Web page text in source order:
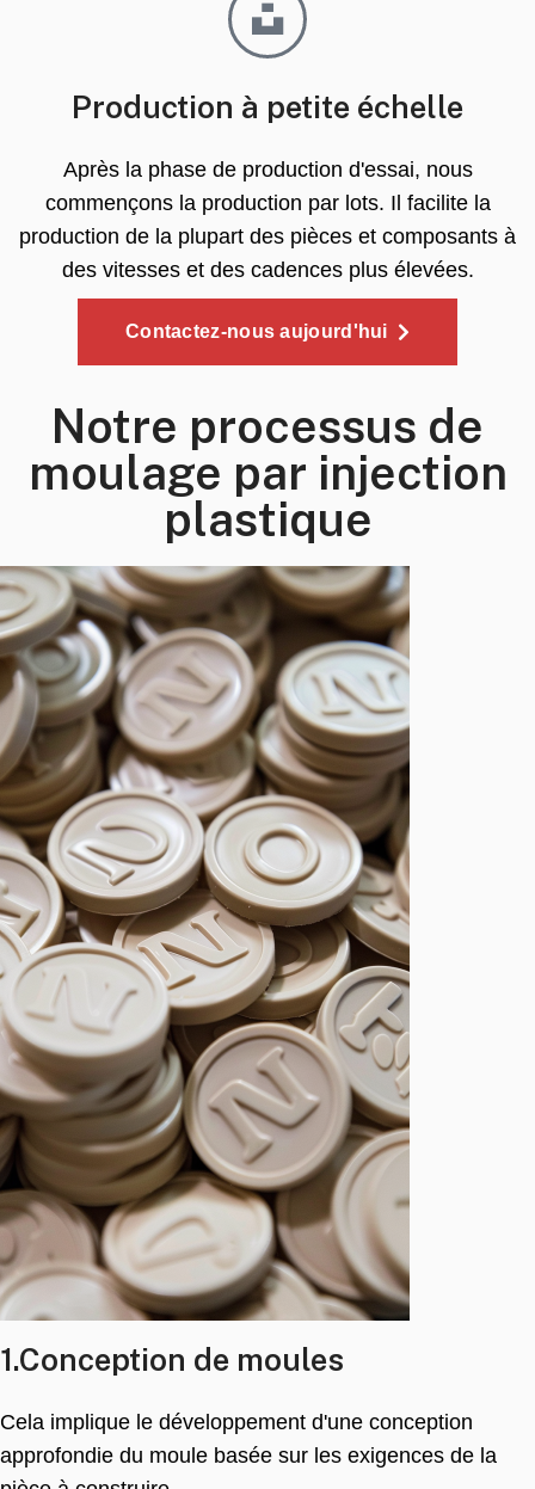
Production à petite échelle
Après la phase de production d'essai, nous
commençons la production par lots. Il facilite la
production de la plupart des pièces et composants à
des vitesses et des cadences plus élevées.
Contactez-nous aujourd'hui
Notre processus de
moulage par injection
plastique
1.Conception de moules
Cela implique le développement d'une conception
approfondie du moule basée sur les exigences de la